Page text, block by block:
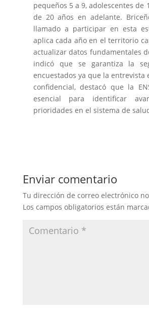
pequeños 5 a 9, adolescentes de
de 20 años en adelante.
llamado a participar en esta
aplica cada año en el territorio
actualizar datos fundamentales
indicó que se garantiza la
encuestados ya que la entrevista
confidencial, destacó que la
esencial para identificar
prioridades en el sistema de
Enviar comentario
Tu dirección de correo electrónico
Los campos obligatorios están